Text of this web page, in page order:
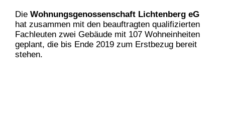
Die Wohnungsgenossenschaft Lichtenberg eG
hat zusammen mit den beauftragten qualifizierten
Fachleuten zwei Gebäude mit 107 Wohneinheiten
geplant, die bis Ende 2019 zum Erstbezug bereit
stehen.